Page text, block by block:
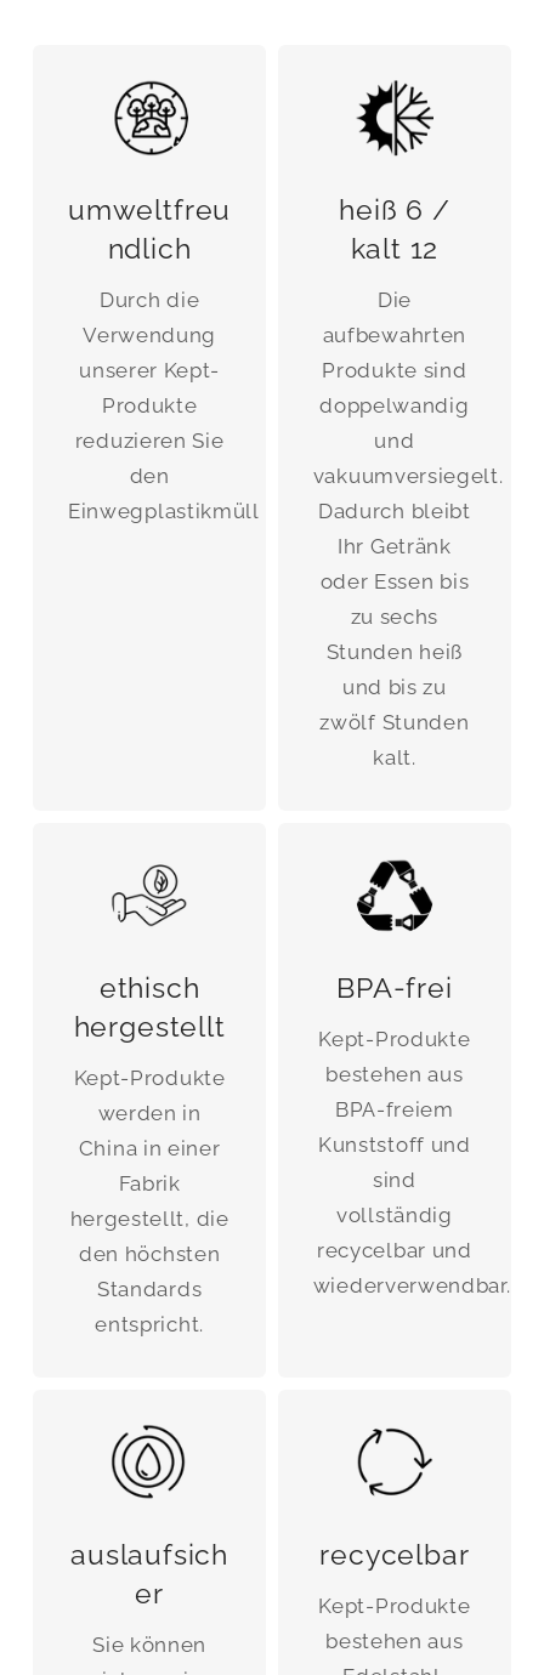
umweltfreu
ndlich
Durch die
Verwendung
unserer Kept-
Produkte
reduzieren Sie
den
Einwegplastikmüll
heiß 6 /
kalt 12
Die
aufbewahrten
Produkte sind
doppelwandig
und
vakuumversiegelt.
Dadurch bleibt
Ihr Getränk
oder Essen bis
zu sechs
Stunden heiß
und bis zu
zwölf Stunden
kalt.
ethisch
hergestellt
Kept-Produkte
werden in
China in einer
Fabrik
hergestellt, die
den höchsten
Standards
entspricht.
BPA-frei
Kept-Produkte
bestehen aus
BPA-freiem
Kunststoff und
sind
vollständig
recycelbar und
wiederverwendbar.
auslaufsich
er
Sie können
recycelbar
Kept-Produkte
bestehen aus